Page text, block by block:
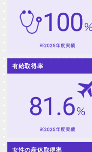
有給取得率
女性の産休取得率